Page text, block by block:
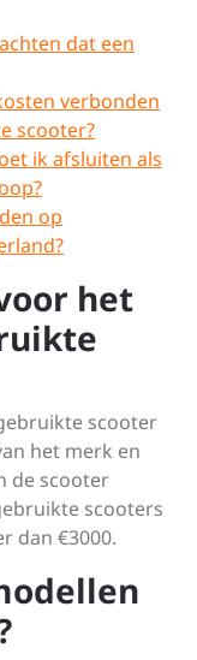
dat een
verbonden
scooter?
ik afsluiten als
op
het
scooter
het merk en
de scooter
scooters
dan €3000.